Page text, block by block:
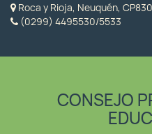
Roca y Rioja, Neuquén,
(0299) 4495530/5533
CONSEJO